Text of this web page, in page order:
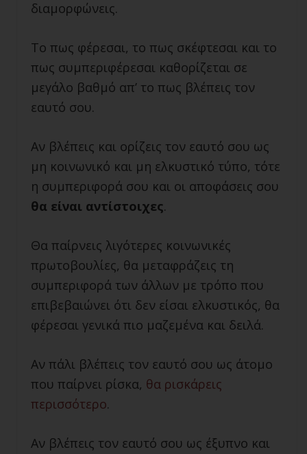
διαμορφώνεις.
Το πως φέρεσαι, το πως σκέφτεσαι και το
πως συμπεριφέρεσαι καθορίζεται σε
μεγάλο βαθμό απ’ το πως βλέπεις τον
εαυτό σου.
Αν βλέπεις και ορίζεις τον εαυτό σου ως
μη κοινωνικό και μη ελκυστικό τύπο, τότε
η συμπεριφορά σου και οι αποφάσεις σου
θα είναι αντίστοιχες.
Θα παίρνεις λιγότερες κοινωνικές
πρωτοβουλίες, θα μεταφράζεις τη
συμπεριφορά των άλλων με τρόπο που
επιβεβαιώνει ότι δεν είσαι ελκυστικός, θα
φέρεσαι γενικά πιο μαζεμένα και δειλά.
Αν πάλι βλέπεις τον εαυτό σου ως άτομο
που παίρνει ρίσκα, θα ρισκάρεις
περισσότερο.
Αν βλέπεις τον εαυτό σου ως έξυπνο και